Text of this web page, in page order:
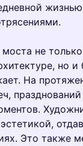
не
но
На
Это также